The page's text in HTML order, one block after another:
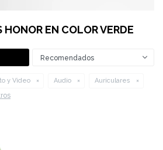
HONOR EN COLOR VERDE
Recomendados
y Video Audio
Auriculares